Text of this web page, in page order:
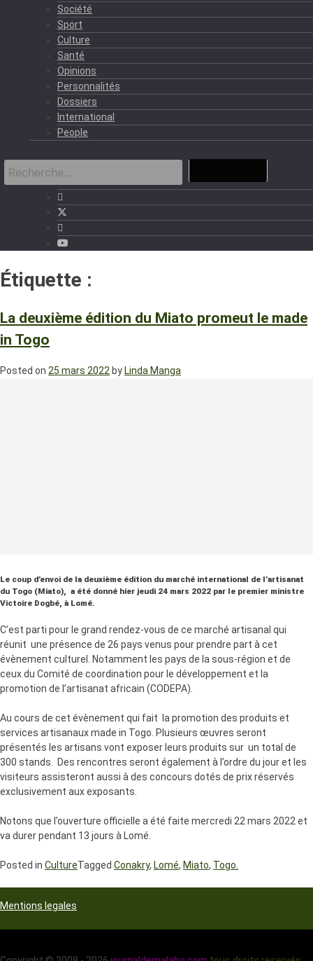
Société
Sport
Culture
Santé
Opinions
Personnalités
Dossiers
International
People
Étiquette :
La deuxième édition du Miato promeut le made
in Togo
Posted on 25 mars 2022 by Linda Manga
Le coup d’envoi de la deuxième édition du marché international de l’artisanat
du Togo (Miato), a été donné hier jeudi 24 mars 2022 par le premier ministre
Victoire Dogbé, à Lomé.
C’est parti pour le grand rendez-vous de ce marché artisanal qui
réunit une présence de 26 pays venus pour prendre part à cet
évènement culturel. Notamment les pays de la sous-région et de
ceux du Comité de coordination pour le développement et la
promotion de l’artisanat africain (CODEPA).
Au cours de cet évènement qui fait la promotion des produits et
services artisanaux made in Togo. Plusieurs œuvres seront
présentés les artisans vont exposer leurs produits sur un total de
300 stands. Des rencontres seront également à l’ordre du jour et les
visiteurs assisteront aussi à des concours dotés de prix réservés
exclusivement aux exposants.
Notons que l’ouverture officielle a été faite mercredi 22 mars 2022 et
va durer pendant 13 jours à Lomé.
Posted in CultureTagged Conakry, Lomé, Miato, Togo.
Mentions legales